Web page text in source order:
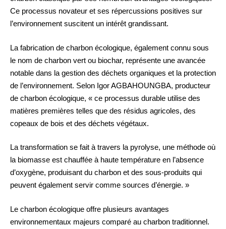
Ce processus novateur et ses répercussions positives sur
l’environnement suscitent un intérêt grandissant.
La fabrication de charbon écologique, également connu sous
le nom de charbon vert ou biochar, représente une avancée
notable dans la gestion des déchets organiques et la protection
de l’environnement. Selon Igor AGBAHOUNGBA, producteur
de charbon écologique, « ce processus durable utilise des
matières premières telles que des résidus agricoles, des
copeaux de bois et des déchets végétaux.
La transformation se fait à travers la pyrolyse, une méthode où
la biomasse est chauffée à haute température en l’absence
d’oxygène, produisant du charbon et des sous-produits qui
peuvent également servir comme sources d’énergie. »
Le charbon écologique offre plusieurs avantages
environnementaux majeurs comparé au charbon traditionnel.